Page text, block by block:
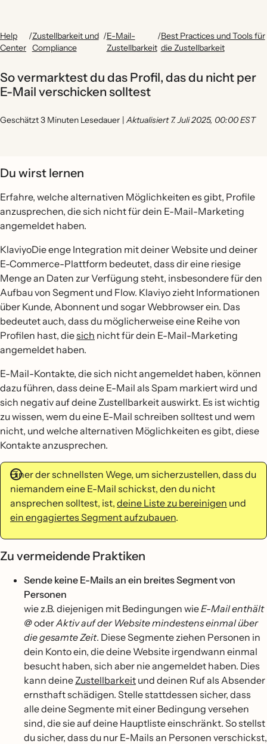
Help
Center
/Zustellbarkeit und
Compliance
/E-Mail-
Zustellbarkeit
/Best Practices und Tools für
die Zustellbarkeit
So vermarktest du das Profil, das du nicht per
E-Mail verschicken solltest
Geschätzt 3 Minuten Lesedauer | Aktualisiert 7. Juli 2025, 00:00 EST
Du wirst lernen
Erfahre, welche alternativen Möglichkeiten es gibt, Profile
anzusprechen, die sich nicht für dein E-Mail-Marketing
angemeldet haben.
KlaviyoDie enge Integration mit deiner Website und deiner
E-Commerce-Plattform bedeutet, dass dir eine riesige
Menge an Daten zur Verfügung steht, insbesondere für den
Aufbau von Segment und Flow. Klaviyo zieht Informationen
über Kunde, Abonnent und sogar Webbrowser ein. Das
bedeutet auch, dass du möglicherweise eine Reihe von
Profilen hast, diesich nicht für dein E-Mail-Marketing
angemeldet haben.
E-Mail-Kontakte, die sich nicht angemeldet haben, können
dazu führen, dass deine E-Mail als Spam markiert wird und
sich negativ auf deine Zustellbarkeit auswirkt. Es ist wichtig
zu wissen, wem du eine E-Mail schreiben solltest und wem
nicht, und welche alternativen Möglichkeiten es gibt, diese
Kontakte anzusprechen.
Einer der schnellsten Wege, um sicherzustellen, dass du
niemandem eine E-Mail schickst, den du nicht
ansprechen solltest, ist, deine Liste zu bereinigen und
ein engagiertes Segment aufzubauen.
Zu vermeidende Praktiken
Sende keine E-Mails an ein breites Segment von
Personen
wie z.B. diejenigen mit Bedingungen wieE-Mail enthält
@oderAktiv auf der Website mindestens einmal über
die gesamte Zeit. Diese Segmente ziehen Personen in
dein Konto ein, die deine Website irgendwann einmal
besucht haben, sich aber nie angemeldet haben. Dies
kann deine Zustellbarkeit und deinen Ruf als Absender
ernsthaft schädigen. Stelle stattdessen sicher, dass
alle deine Segmente mit einer Bedingung versehen
sind, die sie auf deine Hauptliste einschränkt. So stellst
du sicher, dass du nur E-Mails an Personen verschickst,